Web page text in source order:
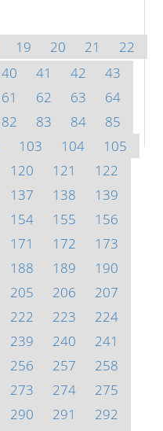
19 20 21
22
40 41 42
43
61 62 63
64
82 83 84
85
103 104
105
120 121
122
137 138
139
154 155
156
171 172
173
188 189
190
205 206
207
222 223
224
239 240
241
256 257
258
273 274
275
290 291
292